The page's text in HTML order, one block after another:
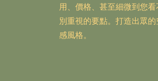
用、價格、甚至細微到您
別重視的要點。打造出眾
感風格。